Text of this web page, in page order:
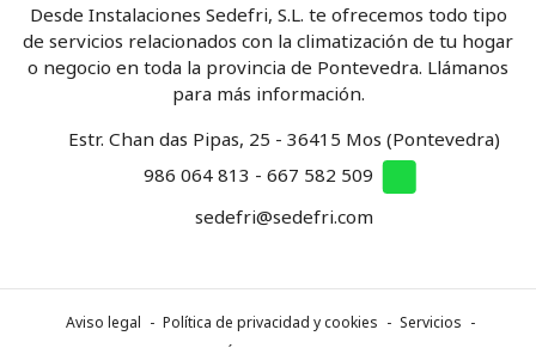
Desde Instalaciones Sedefri, S.L. te ofrecemos todo tipo
de servicios relacionados con la climatización de tu hogar
o negocio en toda la provincia de Pontevedra. Llámanos
para más información.
Estr. Chan das Pipas, 25 - 36415 Mos (Pontevedra)
986 064 813 - 667 582 509
sedefri@sedefri.com
Aviso legal - Política de privacidad y cookies - Servicios -